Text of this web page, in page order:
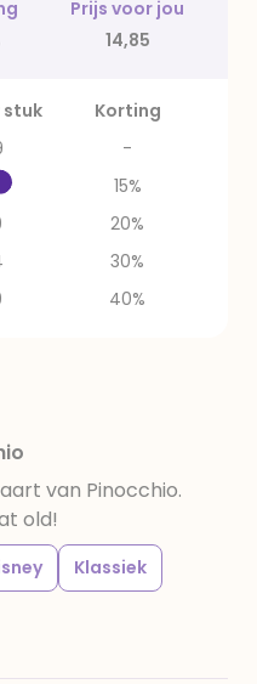
Prijs voor jou
14,85
stuk
Korting
-
15%
20%
30%
40%
van Pinocchio.
old!
Klassiek